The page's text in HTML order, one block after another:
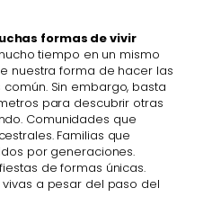
formas de vivir
tiempo en un mismo
nuestra forma de hacer las
Sin embargo, basta
para descubrir otras
Comunidades que
Familias que
por generaciones.
de formas únicas.
a pesar del paso del